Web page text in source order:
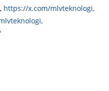
, https://x.com/mlvteknologi,